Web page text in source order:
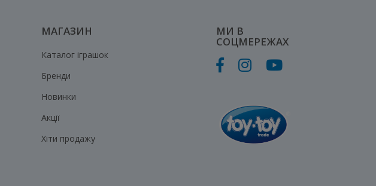
МАГАЗИН
Каталог іграшок
Бренди
Новинки
Акції
Хіти продажу
МИ В
СОЦМЕРЕЖАХ